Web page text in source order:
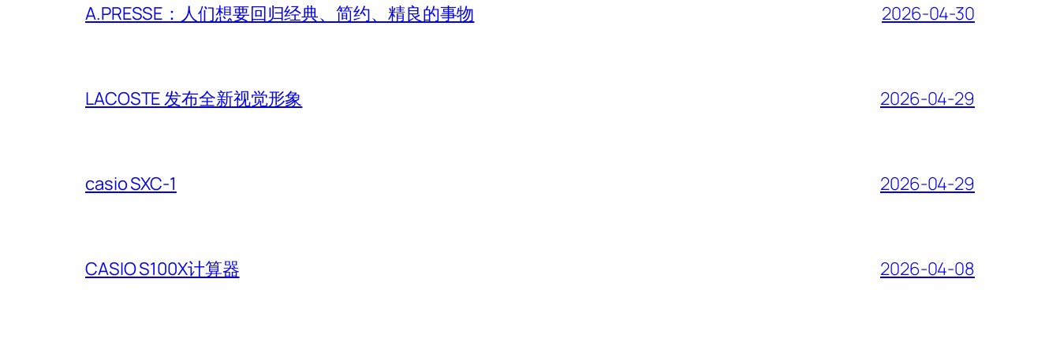
A.PRESSE：人们想要回归经典、简约、精良的事物 2026-04-30
LACOSTE 发布全新视觉形象 2026-04-29
casio SXC-1 2026-04-29
CASIO S100X计算器 2026-04-08